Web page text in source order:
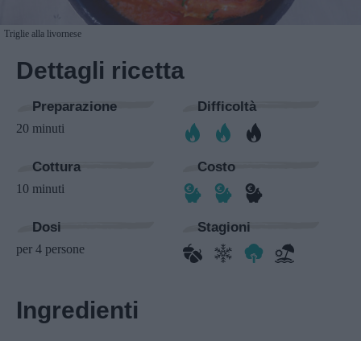
Triglie alla livornese
Dettagli ricetta
Preparazione
20 minuti
Difficoltà
Cottura
10 minuti
Costo
Dosi
per 4 persone
Stagioni
Ingredienti